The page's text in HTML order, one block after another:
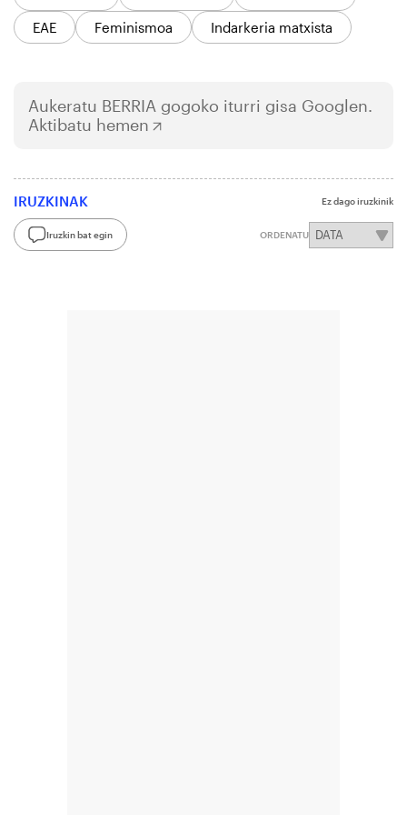
EAE
Feminismoa Indarkeria matxista
Aukeratu BERRIA gogoko iturri gisa Googlen.
Aktibatu hemen
IRUZKINAK Ez dago iruzkinik
Iruzkin bat egin ORDENATU